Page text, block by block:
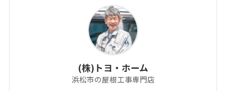
(株)トヨ・ホーム
浜松市の屋根工事専門店